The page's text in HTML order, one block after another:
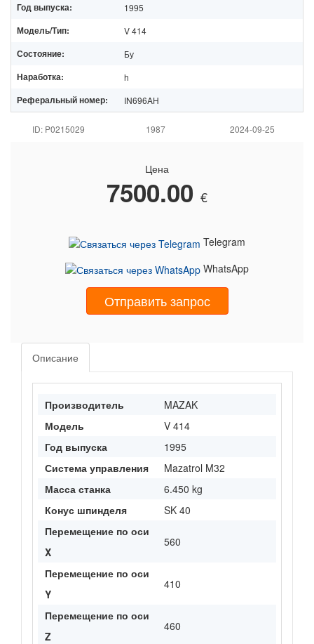
Год выпуска: 1995
Модель/Тип: V 414
Состояние: Бу
Наработка: h
Реферальный номер: IN696AH
ID: P0215029 1987 2024-09-25
Цена
7500.00 €
Telegram
WhatsApp
Отправить запрос
Описание
Производитель
MAZAK
Модель
V 414
Год выпуска
1995
Система управления
Mazatrol M32
Масса станка
6.450 kg
Конус шпинделя
SK 40
Перемещение по оси
X
560
Перемещение по оси
Y
410
Перемещение по оси
Z
460